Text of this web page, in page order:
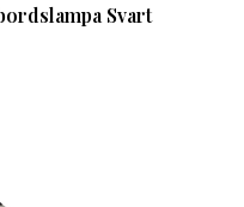
Svart